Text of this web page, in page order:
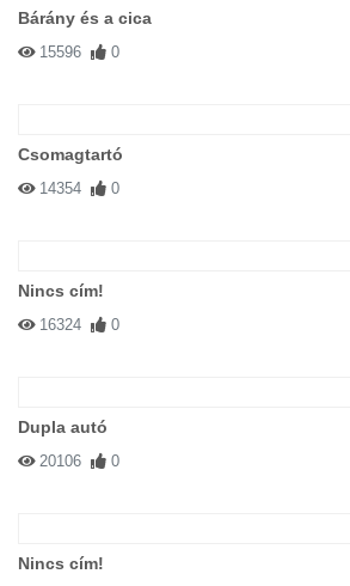
Bárány és a cica
15596 0
Csomagtartó
14354 0
Nincs cím!
16324 0
Dupla autó
20106 0
Nincs cím!